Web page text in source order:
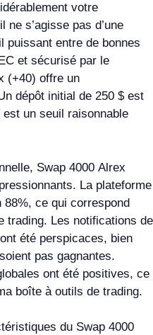
votre
ne s’agisse pas d’une
puissant entre de bonnes
et sécurisé par le
(+40) offre un
dépôt initial de 250 $ est
un seuil raisonnable
Swap 4000 Alrex
La plateforme
88%, ce qui correspond
trading. Les notifications de
été perspicaces, bien
pas gagnantes.
ont été positives, ce
boîte à outils de trading.
du Swap 4000